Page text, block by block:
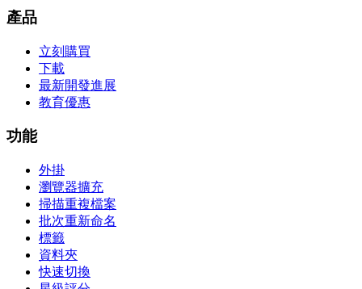
產品
立刻購買
下載
最新開發進展
教育優惠
功能
外掛
瀏覽器擴充
掃描重複檔案
批次重新命名
標籤
資料夾
快速切換